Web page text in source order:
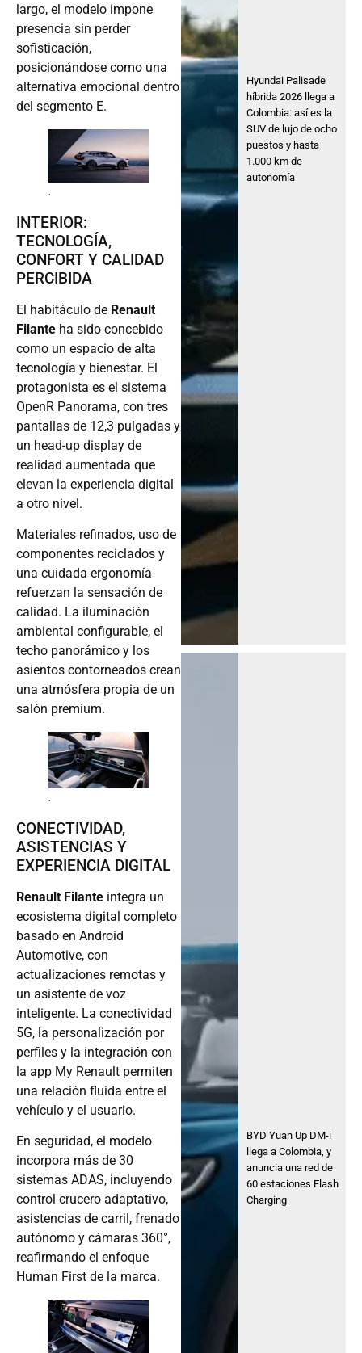
largo, el modelo impone
presencia sin perder
sofisticación,
posicionándose como una
alternativa emocional dentro
del segmento E.
.
INTERIOR:
TECNOLOGÍA,
CONFORT Y CALIDAD
PERCIBIDA
El habitáculo de Renault
Filante ha sido concebido
como un espacio de alta
tecnología y bienestar. El
protagonista es el sistema
OpenR Panorama, con tres
pantallas de 12,3 pulgadas y
un head-up display de
realidad aumentada que
elevan la experiencia digital
a otro nivel.
Materiales refinados, uso de
componentes reciclados y
una cuidada ergonomía
refuerzan la sensación de
calidad. La iluminación
ambiental configurable, el
techo panorámico y los
asientos contorneados crean
una atmósfera propia de un
salón premium.
.
CONECTIVIDAD,
ASISTENCIAS Y
EXPERIENCIA DIGITAL
Renault Filante integra un
ecosistema digital completo
basado en Android
Automotive, con
actualizaciones remotas y
un asistente de voz
inteligente. La conectividad
5G, la personalización por
perfiles y la integración con
la app My Renault permiten
una relación fluida entre el
vehículo y el usuario.
En seguridad, el modelo
incorpora más de 30
sistemas ADAS, incluyendo
control crucero adaptativo,
asistencias de carril, frenado
autónomo y cámaras 360°,
reafirmando el enfoque
Human First de la marca.
Hyundai Palisade
híbrida 2026 llega a
Colombia: así es la
SUV de lujo de ocho
puestos y hasta
1.000 km de
autonomía
BYD Yuan Up DM-i
llega a Colombia, y
anuncia una red de
60 estaciones Flash
Charging